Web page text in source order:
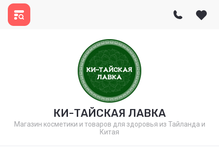
КИ-ТАЙСКАЯ ЛАВКА
Магазин косметики и товаров для здоровья из Тайланда и
Китая